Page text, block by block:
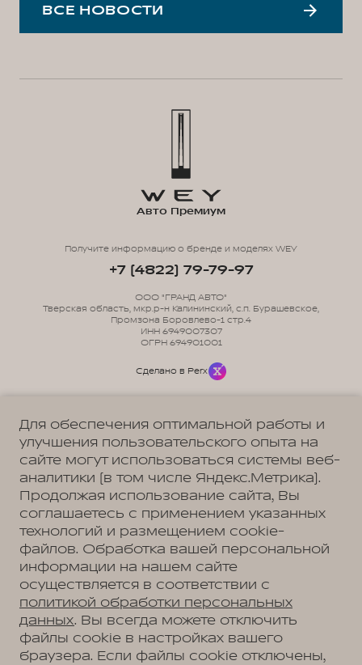
ВСЕ НОВОСТИ
Политика обработки персональных данных
Согласие на коммуникацию
Согласие на предоставление персональных данных третьим лицам
Согласие на обработку ПД
Авто Премиум
Получите информацию о бренде и моделях WEY
+7 (4822) 79-79-97
ООО "ГРАНД АВТО"
Тверская область, мкр.р-н Калининский, с.п. Бурашевское,
Промзона Боровлево-1 стр.4
ИНН 6949007307
ОГРН 694901001
Сделано в Perx
Адрес
Тверь, Бурашевское с/п, тпз Боровлево-1, стр. 4
+7 (4822) 79-79-97
Для обеспечения оптимальной работы и
улучшения пользовательского опыта на
сайте могут использоваться системы веб-
аналитики (в том числе Яндекс.Метрика).
Продолжая использование сайта, Вы
соглашаетесь с применением указанных
технологий и размещением cookie-
файлов. Обработка вашей персональной
информации на нашем сайте
осуществляется в соответствии с
политикой обработки персональных
данных. Вы всегда можете отключить
файлы cookie в настройках вашего
браузера. Если файлы cookie отключены,